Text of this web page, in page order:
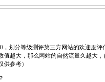
，划分等级测评第三方网站的欢迎度
值越大，那么网站的自然流量久越大
供参考）